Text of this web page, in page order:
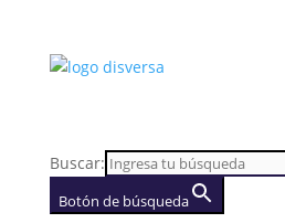
Buscar:
Botón de búsqueda